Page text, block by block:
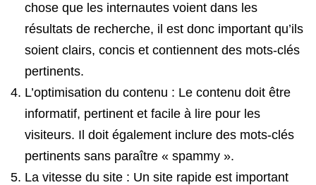
chose que les internautes voient dans les
résultats de recherche, il est donc important qu’ils
soient clairs, concis et contiennent des mots-clés
pertinents.
L’optimisation du contenu : Le contenu doit être
informatif, pertinent et facile à lire pour les
visiteurs. Il doit également inclure des mots-clés
pertinents sans paraître « spammy ».
La vitesse du site : Un site rapide est important